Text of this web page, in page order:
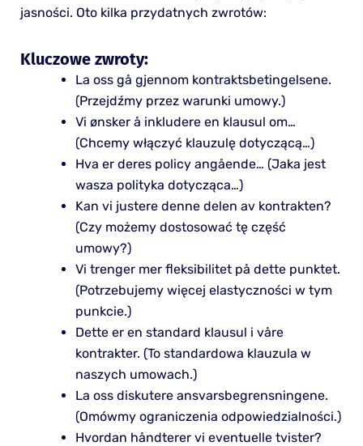
jasności. Oto kilka przydatnych zwrotów:
Kluczowe zwroty:
La oss gå gjennom kontraktsbetingelsene.
(Przejdźmy przez warunki umowy.)
Vi ønsker å inkludere en klausul om…
(Chcemy włączyć klauzulę dotyczącą…)
Hva er deres policy angående… (Jaka jest
wasza polityka dotycząca…)
Kan vi justere denne delen av kontrakten?
(Czy możemy dostosować tę część
umowy?)
Vi trenger mer fleksibilitet på dette punktet.
(Potrzebujemy więcej elastyczności w tym
punkcie.)
Dette er en standard klausul i våre
kontrakter. (To standardowa klauzula w
naszych umowach.)
La oss diskutere ansvarsbegrensningene.
(Omówmy ograniczenia odpowiedzialności.)
Hvordan håndterer vi eventuelle tvister?